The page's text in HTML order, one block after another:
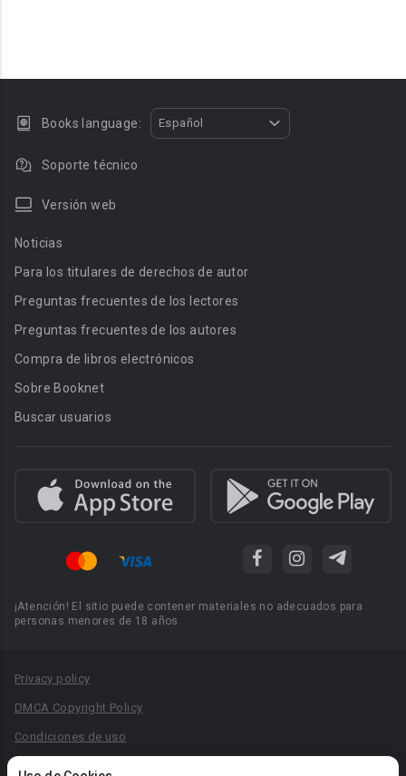
Books language: Español
Soporte técnico
Versión web
Noticias
Para los titulares de derechos de autor
Preguntas frecuentes de los lectores
Preguntas frecuentes de los autores
Compra de libros electrónicos
Sobre Booknet
Buscar usuarios
¡Atención! El sitio puede contener materiales no adecuados para
personas menores de 18 años.
Privacy policy
DMCA Copyright Policy
Condiciones de uso